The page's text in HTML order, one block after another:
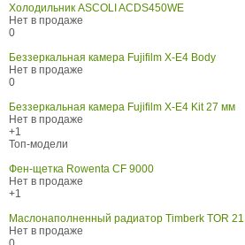
Холодильник ASCOLI ACDS450WE
Нет в продаже
0
Беззеркальная камера Fujifilm X-E4 Body
Нет в продаже
0
Беззеркальная камера Fujifilm X-E4 Kit 27 мм
Нет в продаже
+1
Топ-модели
Фен-щетка Rowenta CF 9000
Нет в продаже
+1
Маслонаполненный радиатор Timberk TOR
Нет в продаже